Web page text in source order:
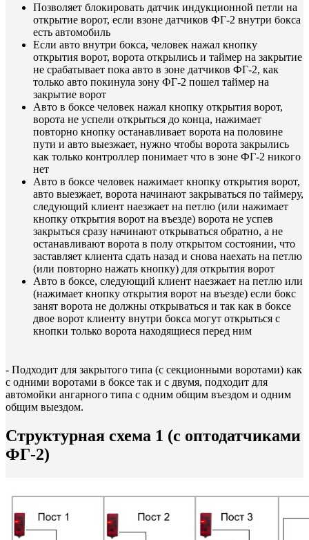
Позволяет блокировать датчик индукционной петли на
открытие ворот, если взоне датчиков ФГ-2 внутри бокса
есть автомобиль
Если авто внутри бокса, человек нажал кнопку
открытия ворот, ворота открылись и таймер на закрытие
не срабатывает пока авто в зоне датчиков ФГ-2, как
только авто покинула зону ФГ-2 пошел таймер на
закрытие ворот
Авто в боксе человек нажал кнопку открытия ворот,
ворота не успели открыться до конца, нажимает
повторно кнопку останавливает ворота на половине
пути и авто выезжает, нужно чтобы ворота закрылись
как только контроллер понимает что в зоне ФГ-2 никого
нет
Авто в боксе человек нажимает кнопку открытия ворот,
авто выезжает, ворота начинают закрываться по таймеру,
следующий клиент наезжает на петлю (или нажимает
кнопку открытия ворот на въезде) ворота не успев
закрыться сразу начинают открываться обратно, а не
останавливают ворота в полу открытом состоянии, что
заставляет клиента сдать назад и снова наехать на петлю
(или повторно нажать кнопку) для открытия ворот
Авто в боксе, следующий клиент наезжает на петлю или
(нажимает кнопку открытия ворот на въезде) если бокс
занят ворота не должны открываться и так как в боксе
двое ворот клиенту внутри бокса могут открыться с
кнопки только ворота находящиеся перед ним
- Подходит для закрытого типа (с секционными воротами) как
с одними воротами в боксе так и с двумя, подходит для
автомойки ангарного типа с одним общим въездом и одним
общим выездом.
Структурная схема 1 (с оптодатчиками
ФГ-2)